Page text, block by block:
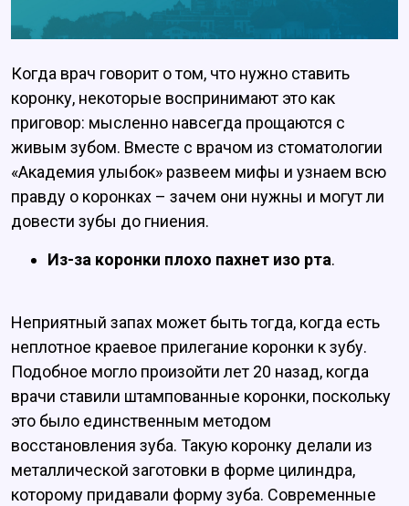
Когда врач говорит о том, что нужно ставить
коронку, некоторые воспринимают это как
приговор: мысленно навсегда прощаются с
живым зубом. Вместе с врачом из стоматологии
«Академия улыбок» развеем мифы и узнаем всю
правду о коронках – зачем они нужны и могут ли
довести зубы до гниения.
Из-за коронки плохо пахнет изо рта.
Неприятный запах может быть тогда, когда есть
неплотное краевое прилегание коронки к зубу.
Подобное могло произойти лет 20 назад, когда
врачи ставили штампованные коронки, поскольку
это было единственным методом
восстановления зуба. Такую коронку делали из
металлической заготовки в форме цилиндра,
которому придавали форму зуба. Современные